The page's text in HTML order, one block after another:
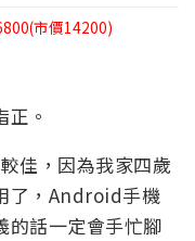
市價14200)
。
佳，因為我家四歲
了，Android手機
的話一定會手忙腳